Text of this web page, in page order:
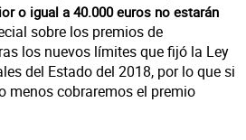
o igual a 40.000 euros no estarán
sobre los premios de
los nuevos límites que fijó la Ley
del Estado del 2018, por lo que si
menos cobraremos el premio